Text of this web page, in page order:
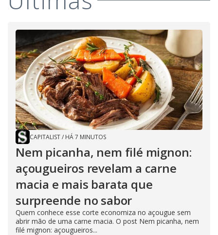
CAPITALIST/ HÁ 7 MINUTOS
Nem picanha, nem filé mignon:
açougueiros revelam a carne
macia e mais barata que
surpreende no sabor
Quem conhece esse corte economiza no açougue sem
abrir mão de uma carne macia. O post Nem picanha, nem
filé mignon: açougueiros...